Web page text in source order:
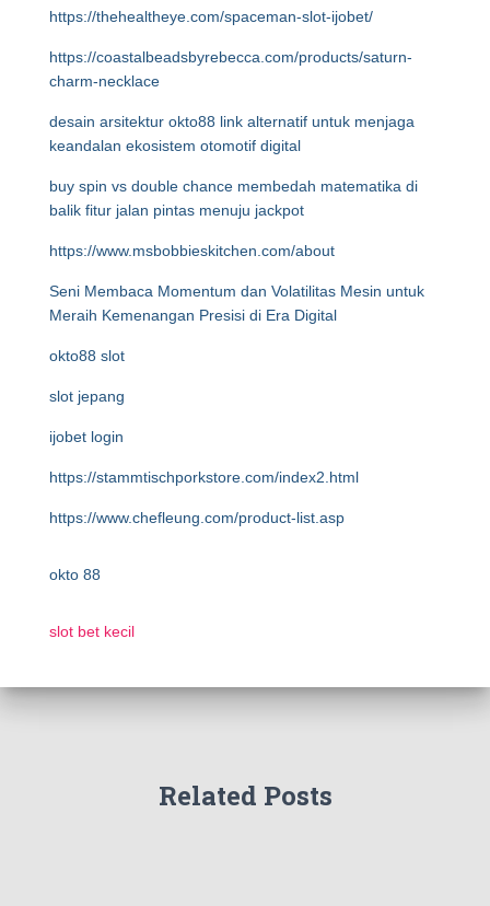
https://thehealtheye.com/spaceman-slot-ijobet/
https://coastalbeadsbyrebecca.com/products/saturn-
charm-necklace
desain arsitektur okto88 link alternatif untuk menjaga
keandalan ekosistem otomotif digital
buy spin vs double chance membedah matematika di
balik fitur jalan pintas menuju jackpot
https://www.msbobbieskitchen.com/about
Seni Membaca Momentum dan Volatilitas Mesin untuk
Meraih Kemenangan Presisi di Era Digital
okto88 slot
slot jepang
ijobet login
https://stammtischporkstore.com/index2.html
https://www.chefleung.com/product-list.asp
okto 88
slot bet kecil
Related Posts